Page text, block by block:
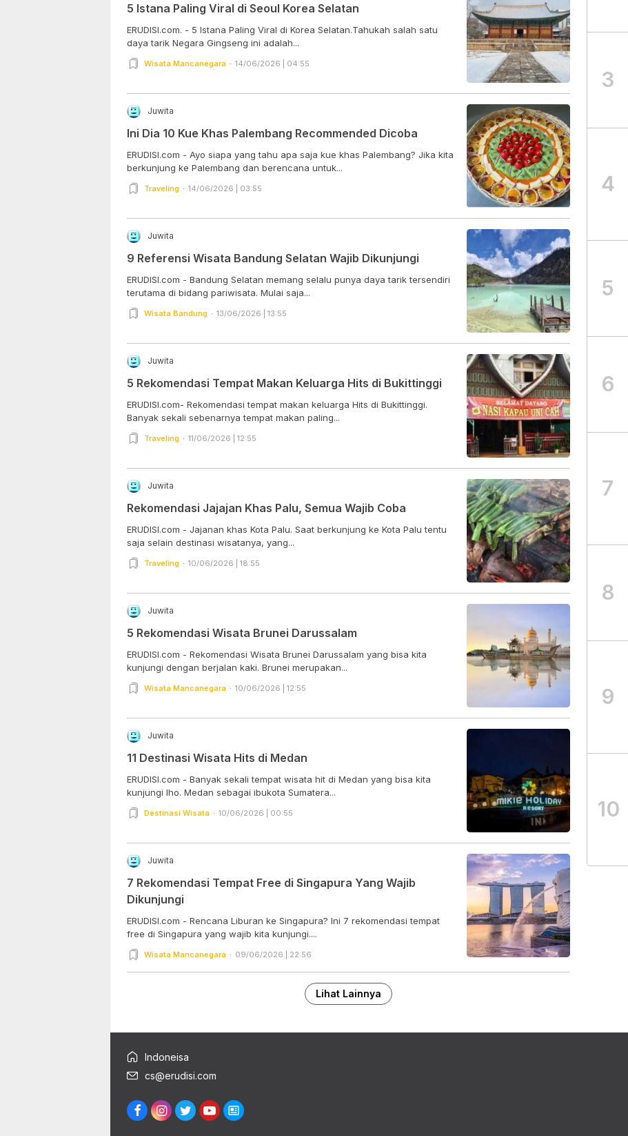
5 Istana Paling Viral di Seoul Korea Selatan
ERUDISI.com. - 5 Istana Paling Viral di Korea Selatan.Tahukah salah satu
daya tarik Negara Gingseng ini adalah...
Wisata Mancanegara 14/06/2026 | 04:55
Juwita
Ini Dia 10 Kue Khas Palembang Recommended Dicoba
ERUDISI.com - Ayo siapa yang tahu apa saja kue khas Palembang? Jika kita
berkunjung ke Palembang dan berencana untuk...
Traveling 14/06/2026 | 03:55
Juwita
9 Referensi Wisata Bandung Selatan Wajib Dikunjungi
ERUDISI.com - Bandung Selatan memang selalu punya daya tarik tersendiri
terutama di bidang pariwisata. Mulai saja...
Wisata Bandung 13/06/2026 | 13:55
Juwita
5 Rekomendasi Tempat Makan Keluarga Hits di Bukittinggi
ERUDISI.com- Rekomendasi tempat makan keluarga Hits di Bukittinggi.
Banyak sekali sebenarnya tempat makan paling...
Traveling 11/06/2026 | 12:55
Juwita
Rekomendasi Jajajan Khas Palu, Semua Wajib Coba
ERUDISI.com - Jajanan khas Kota Palu. Saat berkunjung ke Kota Palu tentu
saja selain destinasi wisatanya, yang...
Traveling 10/06/2026 | 18:55
Juwita
5 Rekomendasi Wisata Brunei Darussalam
ERUDISI.com - Rekomendasi Wisata Brunei Darussalam yang bisa kita
kunjungi dengan berjalan kaki. Brunei merupakan...
Wisata Mancanegara 10/06/2026 | 12:55
Juwita
11 Destinasi Wisata Hits di Medan
ERUDISI.com - Banyak sekali tempat wisata hit di Medan yang bisa kita
kunjungi lho. Medan sebagai ibukota Sumatera...
Destinasi Wisata 10/06/2026 | 00:55
Juwita
7 Rekomendasi Tempat Free di Singapura Yang Wajib
Dikunjungi
ERUDISI.com - Rencana Liburan ke Singapura? Ini 7 rekomendasi tempat
free di Singapura yang wajib kita kunjungi....
Wisata Mancanegara 09/06/2026 | 22:56
Lihat Lainnya
3
4
5
6
7
8
9
10
Indoneisa
cs@erudisi.com